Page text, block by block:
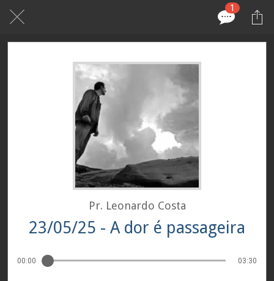
1
Pr. Leonardo Costa
23/05/25 - A dor é passageira
00:00 03:30